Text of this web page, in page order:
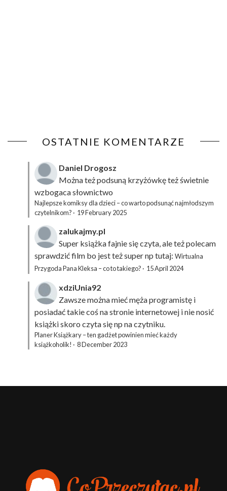
OSTATNIE KOMENTARZE
Daniel Drogosz
Można też podsuną krzyżówkęteż świetnie
wzbogaca słownictwo
Najlepsze komiksy dla dzieci – co warto podsunąć najmłodszym
czytelnikom? · 19 February 2025
zalukajmy.pl
Super książka fajnie się czyta, ale też polecam
sprawdzić film bo jest też super np tutaj: Wirtualna
Przygoda Pana Kleksa – co to takiego? · 15 April 2024
xdziUnia92
Zawsze można mieć męża programistę i
posiadać takie coś na stronie internetowej i nie nosić
książki skoro czyta się np na czytniku.
Planer Książkary – ten gadżet powinien mieć każdy
książkoholik! · 8 December 2023